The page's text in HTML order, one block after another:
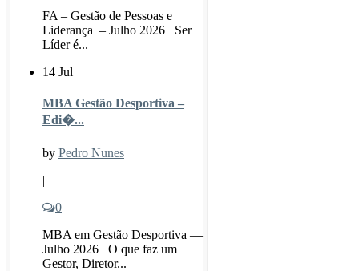
FA – Gestão de Pessoas e
Liderança – Julho 2026 Ser
Líder é...
14 Jul
MBA Gestão Desportiva –
Edi�...
by Pedro Nunes
|
0
MBA em Gestão Desportiva —
Julho 2026 O que faz um
Gestor, Diretor...